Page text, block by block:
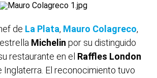
de La Plata, Mauro Colagreco,
Michelin por su distinguido
restaurante en el Raffles London
Inglaterra. El reconocimiento tuvo